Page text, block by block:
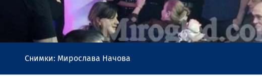
Снимки: Мирослава Начова